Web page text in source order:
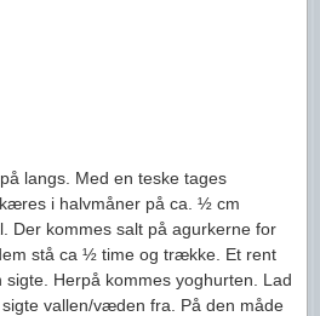
langs. Med en teske tages
i halvmåner på ca. ½ cm
Der kommes salt på agurkerne for
stå ca ½ time og trække. Et rent
Herpå kommes yoghurten. Lad
vallen/væden fra. På den måde